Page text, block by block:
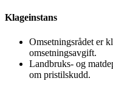
Klageinstans
Omsetningsrådet er
omsetningsavgift.
Landbruks- og
om pristilskudd.